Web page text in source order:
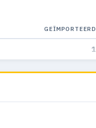
GEÏMPORTEERD
1